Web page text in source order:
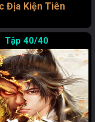
Địa Kiện Tiên
40/40